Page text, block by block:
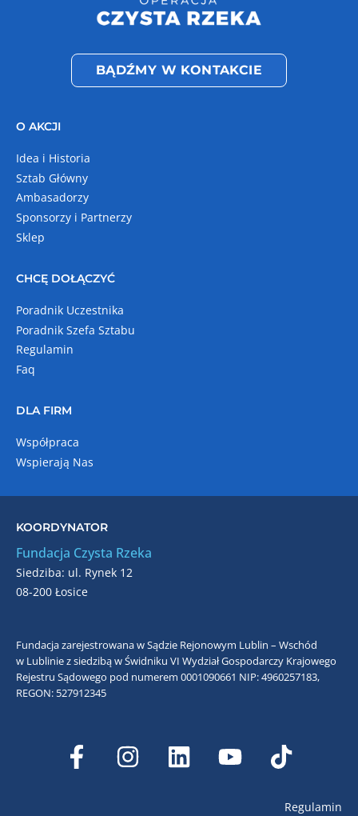
BĄDŹMY W KONTAKCIE
O AKCJI
Idea i Historia
Sztab Główny
Ambasadorzy
Sponsorzy i Partnerzy
Sklep
CHCĘ DOŁĄCZYĆ
Poradnik Uczestnika
Poradnik Szefa Sztabu
Regulamin
Faq
DLA FIRM
Współpraca
Wspierają Nas
KOORDYNATOR
Fundacja Czysta Rzeka
Siedziba: ul. Rynek 12
08-200 Łosice
Fundacja zarejestrowana w Sądzie Rejonowym Lublin – Wschód
w Lublinie z siedzibą w Świdniku VI Wydział Gospodarczy Krajowego
Rejestru Sądowego pod numerem 0001090661 NIP: 4960257183,
REGON: 527912345
Regulamin